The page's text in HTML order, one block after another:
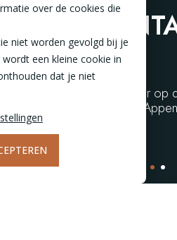
9,7
NEEM
ONS OP
Wij helpen je graag verder op
van videobellen en
in onze showroom!
over de cookies die
niet worden gevolgd bij je
een kleine cookie in
dat je niet